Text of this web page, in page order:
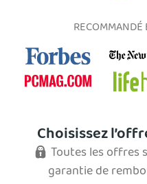
RECOMMANDÉ
Choisissez
Toutes les offres
garantie de